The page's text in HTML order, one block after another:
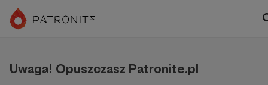
Uwaga! Opuszczasz Patronite.pl